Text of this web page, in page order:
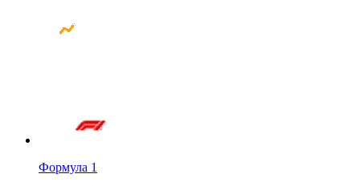
Формула 1